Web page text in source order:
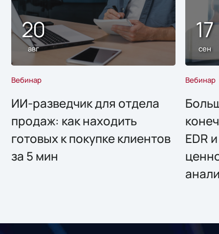
20
авг
Вебинар
ИИ-разведчик для отдела
продаж: как находить
готовых к покупке клиентов
за 5 мин
17
сен
Вебинар
EDR